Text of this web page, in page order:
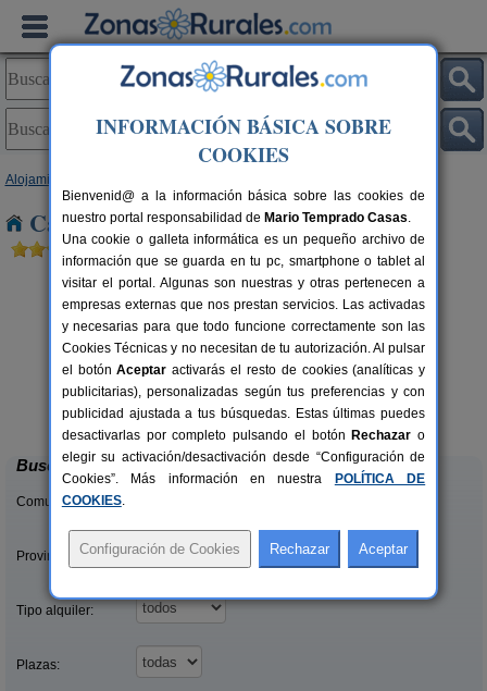
Alojamientos
Casas Rurales cerca de Cerdanyola
19-23+2 pers.
desde33 €
Can Fontanelles
Castellfollit del Boix (Barcelona)
Buscar
Comunidades:
Provincias/Islas:
Tipo alquiler:
Plazas:
INFORMACIÓN BÁSICA SOBRE
COOKIES
Bienvenid@ a la información básica sobre las cookies de
nuestro portal responsabilidad de Mario Temprado Casas.
Una cookie o galleta informática es un pequeño archivo de
información que se guarda en tu pc, smartphone o tablet al
visitar el portal. Algunas son nuestras y otras pertenecen a
empresas externas que nos prestan servicios. Las activadas
y necesarias para que todo funcione correctamente son las
Cookies Técnicas y no necesitan de tu autorización. Al pulsar
el botónAceptar activarás el resto de cookies (analíticas y
publicitarias), personalizadas según tus preferencias y con
publicidad ajustada a tus búsquedas. Estas últimas puedes
desactivarlas por completo pulsando el botón Rechazar o
elegir su activación/desactivación desde “Configuración de
Cookies”. Más información en nuestra
POLÍTICA DE
COOKIES.